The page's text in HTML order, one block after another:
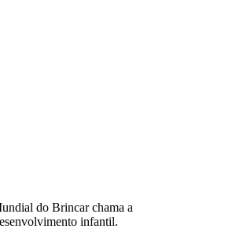
do Brincar chama a
infantil.